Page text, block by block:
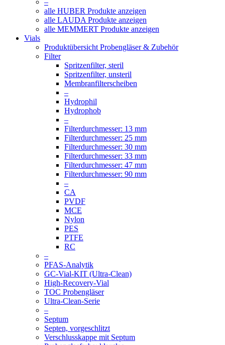
–
alle HUBER Produkte anzeigen
alle LAUDA Produkte anzeigen
alle MEMMERT Produkte anzeigen
Vials
Produktübersicht Probengläser & Zubehör
Filter
Spritzenfilter, steril
Spritzenfilter, unsteril
Membranfilterscheiben
–
Hydrophil
Hydrophob
–
Filterdurchmesser: 13 mm
Filterdurchmesser: 25 mm
Filterdurchmesser: 30 mm
Filterdurchmesser: 33 mm
Filterdurchmesser: 47 mm
Filterdurchmesser: 90 mm
–
CA
PVDF
MCE
Nylon
PES
PTFE
RC
–
PFAS-Analytik
GC-Vial-KIT (Ultra-Clean)
High-Recovery-Vial
TOC Probengläser
Ultra-Clean-Serie
–
Septum
Septen, vorgeschlitzt
Verschlusskappe mit Septum